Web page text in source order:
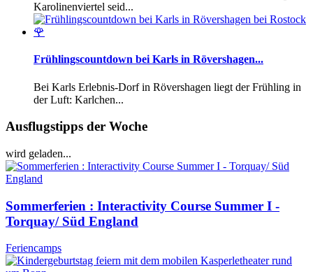
Karolinenviertel seid...
Frühlingscountdown bei Karls in Rövershagen...
Bei Karls Erlebnis-Dorf in Rövershagen liegt der Frühling in
der Luft: Karlchen...
Ausflugstipps der Woche
wird geladen...
Sommerferien : Interactivity Course Summer I -
Torquay/ Süd England
Feriencamps